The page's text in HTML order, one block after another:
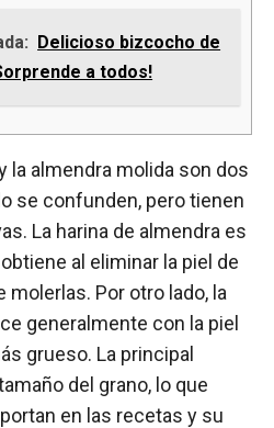
Delicioso bizcocho de
a todos!
la almendra molida son dos
se confunden, pero tienen
La harina de almendra es
al eliminar la piel de
Por otro lado, la
generalmente con la piel
grueso. La principal
del grano, lo que
en las recetas y su